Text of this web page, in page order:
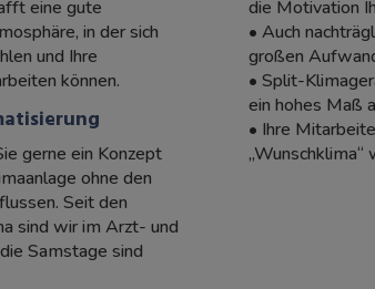
eine gute
in der sich
und Ihre
können.
gerne ein Konzept
ohne den
Seit den
sind wir im Arzt- und
Samstage sind
die Motivation
• Auch
großen
• Split-
ein hohes Maß
• Ihre
„Wunschklima“